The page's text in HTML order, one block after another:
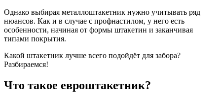
Однако выбирая металлоштакетник нужно учитывать ряд
нюансов. Как и в случае с профнастилом, у него есть
особенности, начиная от формы штакетин и заканчивая
типами покрытия.
Какой штакетник лучше всего подойдёт для забора?
Разбираемся!
Что такое евроштакетник?